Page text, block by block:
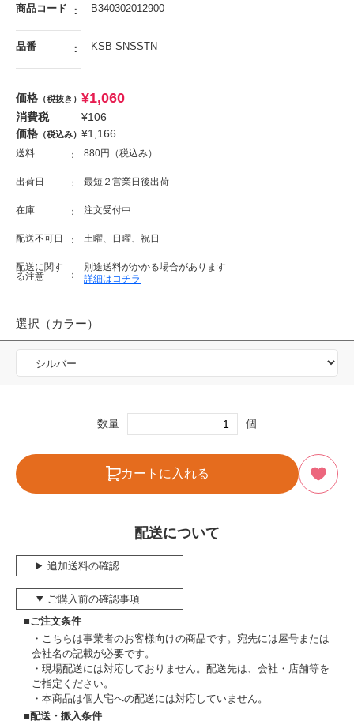
商品コード B340302012900
品番 KSB-SNSSTN
価格 （税抜き） ¥1,060
消費税 ¥106
価格 （税込み） ¥1,166
送料 880円（税込み）
出荷日 最短２営業日後出荷
在庫 注文受付中
配送不可日 土曜、日曜、祝日
配送に関す
る注意
別途送料がかかる場合があります
詳細はコチラ
選択（カラー）
数量 個
カートに入れる
配送について
追加送料の確認
ご購入前の確認事項
■ご注文条件
こちらは事業者のお客様向けの商品です。宛先には屋号または
会社名の記載が必要です。
現場配送には対応しておりません。配送先は、会社・店舗等を
ご指定ください。
本商品は個人宅への配送には対応していません。
■配送・搬入条件